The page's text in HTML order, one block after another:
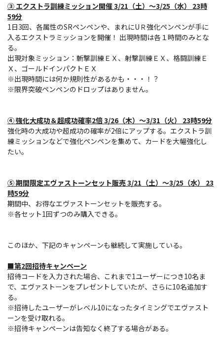
③ エクストラ訓練ミッション開催 3/21（土）～3/25（水） 23時
59分
1日3回、各属性のSRペンペンや、まれにUＲ強化ペンペンが手に
入るエクストラミッションを開催！ 出現時間は各１時間のみとな
る。
出現対象ミッション：斬撃訓練ＥＸ、射撃訓練ＥＸ、格闘訓練Ｅ
Ｘ、ゴールドインパクトＥＸ
※出現時間には何か規則性があるかも・・・！？
※限界突破ペンペンのドロップはありません。
④ 強化大成功＆超成功確率2倍 3/26（木）～3/31（火） 23時59分
強化時の大成功や超成功の確率が2倍にアップする。エクストラ訓
練ミッションなどで強化ペンペンを集めて、カードを大幅強化し
たい。
⑤ 期間限定エヴァストーンセット販売 3/21（土）～3/25（水） 23
時59分
期間中、お得なエヴァストーンセットを販売する。
※各セット1回ずつのみ購入できる。
このほか、下記のキャンペーンも継続して実施している。
■第2回招待キャンペーン
招待コードを入力された場合、これまで1ユーザーにつき10名ま
で、エヴァストーンをプレゼントしていたが、さらに10名追加す
る。
※招待したユーザーがレベル10になったタイミングでエヴァスト
ーンを受け取れる。
※招待キャンペーンは告知なく終了する場合がある。